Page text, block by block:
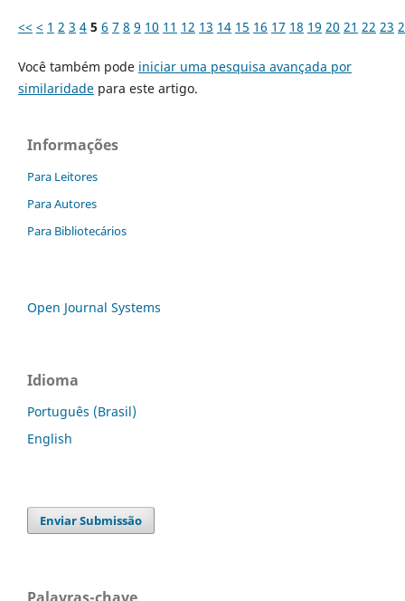
<< < 1 2 3 4 5 6 7 8 9 10 11 12 13 14 15 16 17 18 19 20 21 22 23
Você também pode iniciar uma pesquisa avançada por
similaridadepara este artigo.
Informações
Para Leitores
Para Autores
Para Bibliotecários
Open Journal Systems
Idioma
Português (Brasil)
English
Enviar Submissão